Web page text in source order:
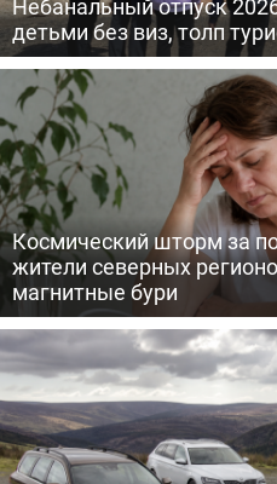
Небанальный отпуск
детьми без виз, толп
Космический шторм за
жители северных
магнитные бури